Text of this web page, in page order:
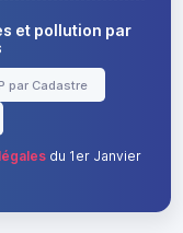
et pollution par
par Cadastre
du 1er Janvier